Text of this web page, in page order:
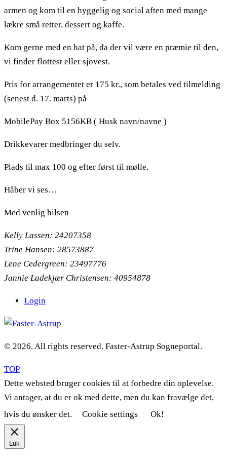
armen og kom til en hyggelig og social aften med mange
lækre små retter, dessert og kaffe.
Kom gerne med en hat på, da der vil være en præmie til den,
vi finder flottest eller sjovest.
Pris for arrangementet er 175 kr., som betales ved tilmelding
(senest d. 17. marts) på
MobilePay Box 5156KB ( Husk navn/navne )
Drikkevarer medbringer du selv.
Plads til max 100 og efter først til mølle.
Håber vi ses…
Med venlig hilsen
Kelly Lassen: 24207358
Trine Hansen: 28573887
Lene Cedergreen: 23497776
Jannie Ladekjær Christensen: 40954878
Login
© 2026. All rights reserved. Faster-Astrup Sogneportal.
TOP
Dette websted bruger cookies til at forbedre din oplevelse.
Vi antager, at du er ok med dette, men du kan fravælge det,
hvis du ønsker det.
Cookie settings Ok!
Luk